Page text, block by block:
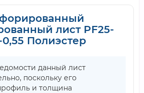
лист PF25-
0,55 Полиэстер
данный лист
поскольку его
и толщина